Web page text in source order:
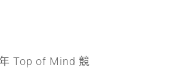
Top of Mind 競